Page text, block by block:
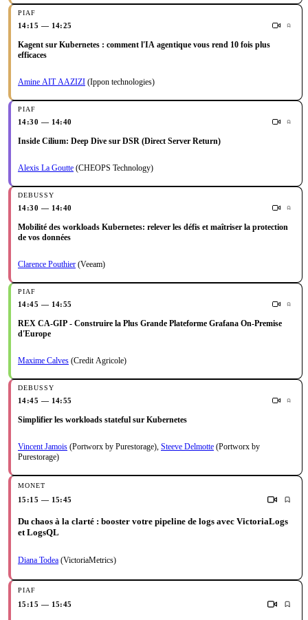
14:15 — 14:25
Kagent sur Kubernetes : comment l'IA agentique vous rend 10 fois plus
efficaces
Amine AIT AAZIZI (Ippon technologies)
14:30 — 14:40
Inside Cilium: Deep Dive sur DSR (Direct Server Return)
Alexis La Goutte (CHEOPS Technology)
14:30 — 14:40
Mobilité des workloads Kubernetes: relever les défis et maîtriser la protection
de vos données
Clarence Pouthier (Veeam)
14:45 — 14:55
REX CA-GIP - Construire la Plus Grande Plateforme Grafana On-Premise
d'Europe
Maxime Calves (Credit Agricole)
14:45 — 14:55
Simplifier les workloads stateful sur Kubernetes
Vincent Jamois (Portworx by Purestorage), Steeve Delmotte (Portworx by
Purestorage)
15:15 — 15:45
Du chaos à la clarté : booster votre pipeline de logs avec VictoriaLogs
et LogsQL
Diana Todea (VictoriaMetrics)
15:15 — 15:45